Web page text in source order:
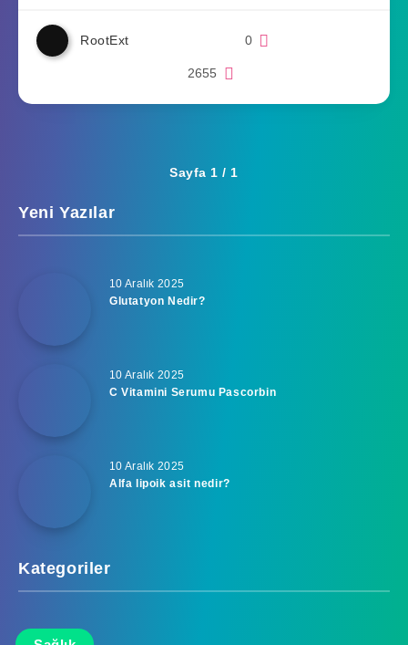
RootExt 0
2655
Sayfa 1 / 1
Yeni Yazılar
10 Aralık 2025
Glutatyon Nedir?
10 Aralık 2025
C Vitamini Serumu Pascorbin
10 Aralık 2025
Alfa lipoik asit nedir?
Kategoriler